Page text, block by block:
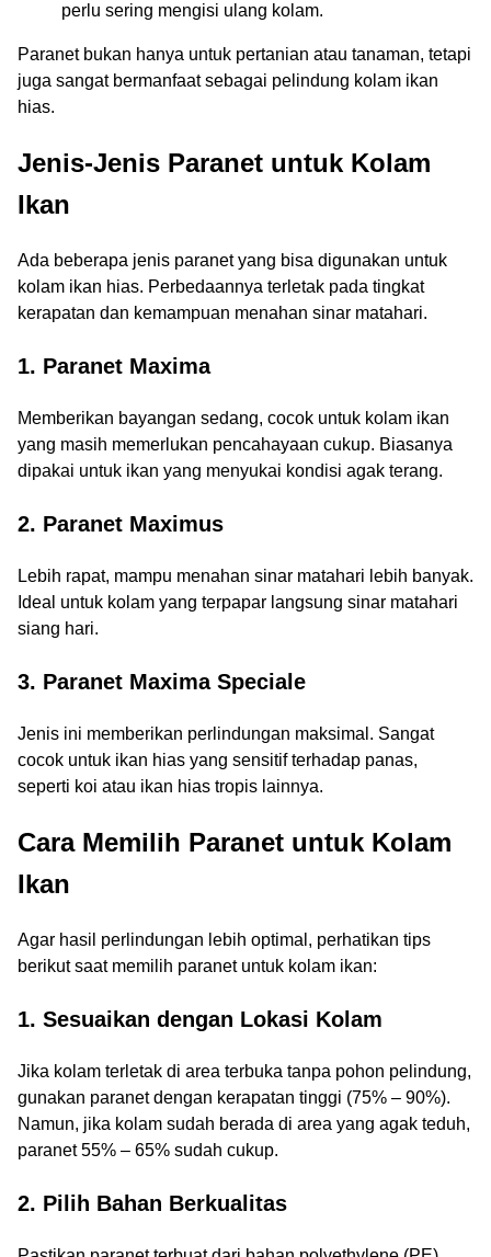
perlu sering mengisi ulang kolam.
Paranet bukan hanya untuk pertanian atau tanaman, tetapi
juga sangat bermanfaat sebagai pelindung kolam ikan
hias.
Jenis-Jenis Paranet untuk Kolam
Ikan
Ada beberapa jenis paranet yang bisa digunakan untuk
kolam ikan hias. Perbedaannya terletak pada tingkat
kerapatan dan kemampuan menahan sinar matahari.
1. Paranet Maxima
Memberikan bayangan sedang, cocok untuk kolam ikan
yang masih memerlukan pencahayaan cukup. Biasanya
dipakai untuk ikan yang menyukai kondisi agak terang.
2. Paranet Maximus
Lebih rapat, mampu menahan sinar matahari lebih banyak.
Ideal untuk kolam yang terpapar langsung sinar matahari
siang hari.
3. Paranet Maxima Speciale
Jenis ini memberikan perlindungan maksimal. Sangat
cocok untuk ikan hias yang sensitif terhadap panas,
seperti koi atau ikan hias tropis lainnya.
Cara Memilih Paranet untuk Kolam
Ikan
Agar hasil perlindungan lebih optimal, perhatikan tips
berikut saat memilih paranet untuk kolam ikan:
1. Sesuaikan dengan Lokasi Kolam
Jika kolam terletak di area terbuka tanpa pohon pelindung,
gunakan paranet dengan kerapatan tinggi (75% – 90%).
Namun, jika kolam sudah berada di area yang agak teduh,
paranet 55% – 65% sudah cukup.
2. Pilih Bahan Berkualitas